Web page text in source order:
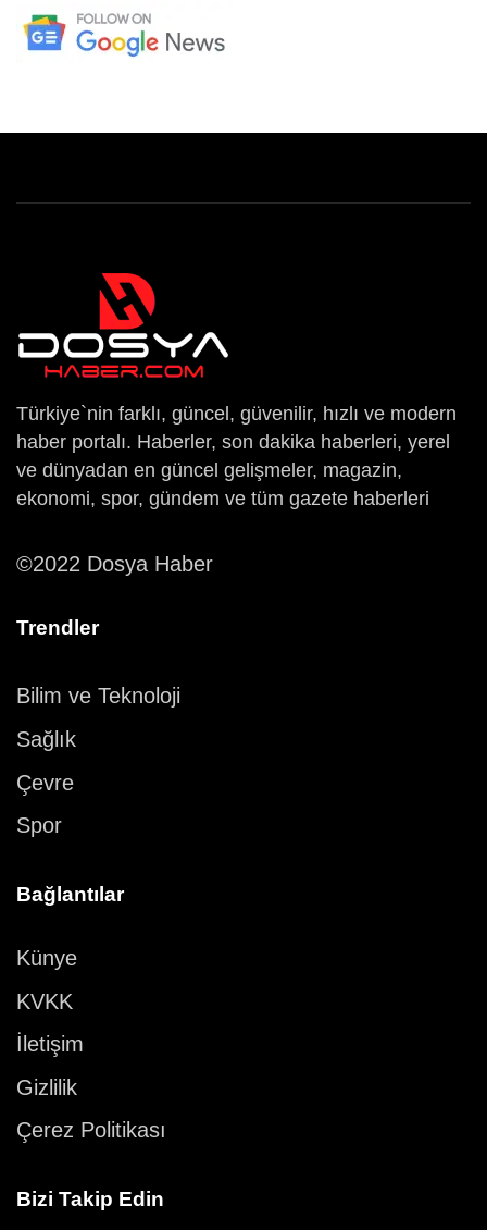
Türkiye`nin farklı, güncel, güvenilir, hızlı ve modern
haber portalı. Haberler, son dakika haberleri, yerel
ve dünyadan en güncel gelişmeler, magazin,
ekonomi, spor, gündem ve tüm gazete haberleri
©2022 Dosya Haber
Trendler
Bilim ve Teknoloji
Sağlık
Çevre
Spor
Bağlantılar
Künye
KVKK
İletişim
Gizlilik
Çerez Politikası
Bizi Takip Edin